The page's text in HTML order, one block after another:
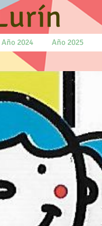
Año 2024 Año 2025